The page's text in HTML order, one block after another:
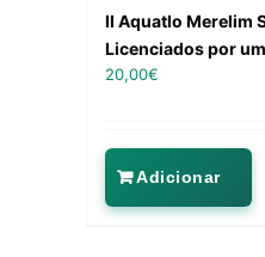
II Aquatlo Merelim
Licenciados por
20,00€
Adicionar